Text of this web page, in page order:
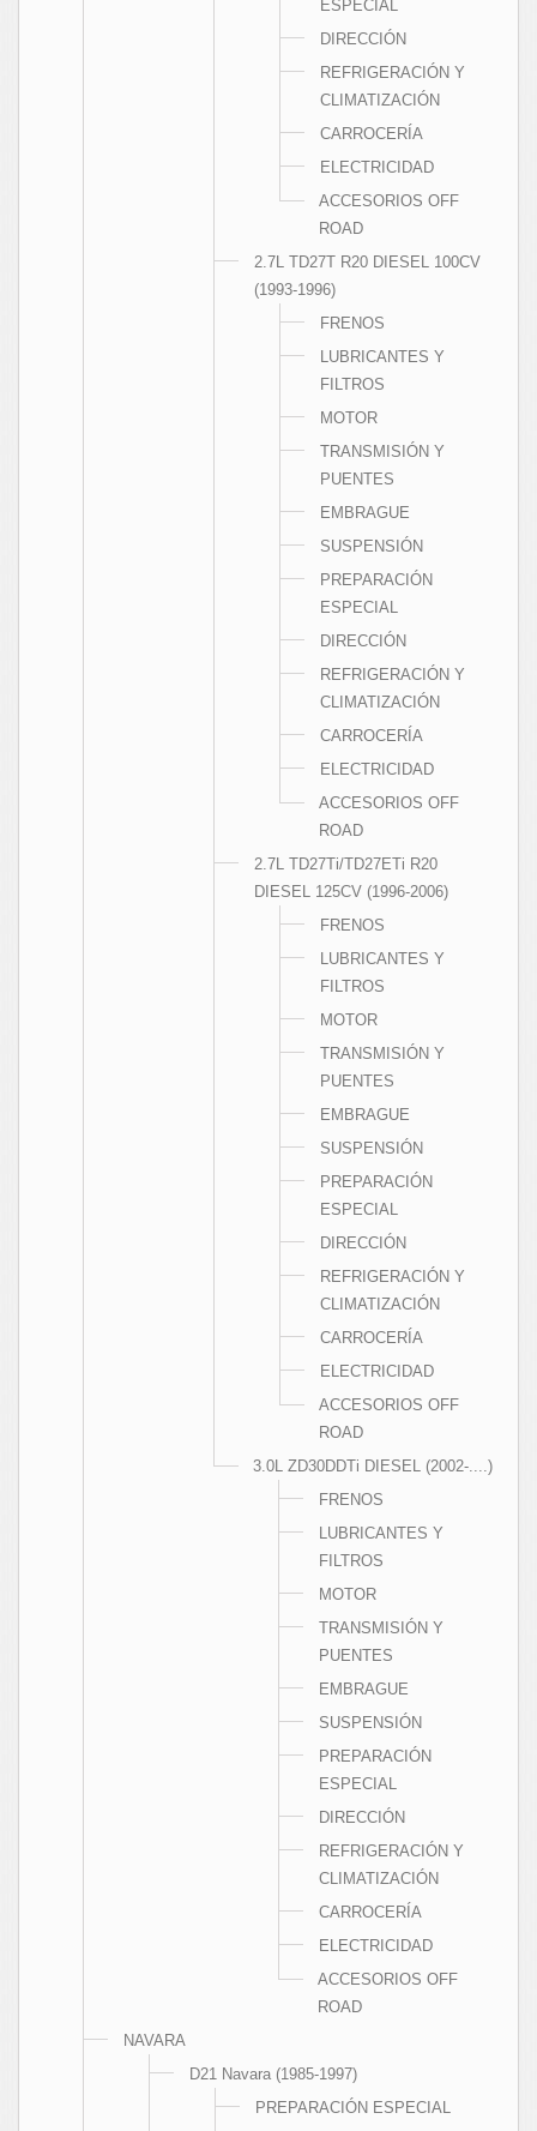
ESPECIAL
DIRECCIÓN
REFRIGERACIÓN Y
CLIMATIZACIÓN
CARROCERÍA
ELECTRICIDAD
ACCESORIOS OFF
ROAD
2.7L TD27T R20 DIESEL 100CV
(1993-1996)
FRENOS
LUBRICANTES Y
FILTROS
MOTOR
TRANSMISIÓN Y
PUENTES
EMBRAGUE
SUSPENSIÓN
PREPARACIÓN
ESPECIAL
DIRECCIÓN
REFRIGERACIÓN Y
CLIMATIZACIÓN
CARROCERÍA
ELECTRICIDAD
ACCESORIOS OFF
ROAD
2.7L TD27Ti/TD27ETi R20
DIESEL 125CV (1996-2006)
FRENOS
LUBRICANTES Y
FILTROS
MOTOR
TRANSMISIÓN Y
PUENTES
EMBRAGUE
SUSPENSIÓN
PREPARACIÓN
ESPECIAL
DIRECCIÓN
REFRIGERACIÓN Y
CLIMATIZACIÓN
CARROCERÍA
ELECTRICIDAD
ACCESORIOS OFF
ROAD
3.0L ZD30DDTi DIESEL (2002-....)
FRENOS
LUBRICANTES Y
FILTROS
MOTOR
TRANSMISIÓN Y
PUENTES
EMBRAGUE
SUSPENSIÓN
PREPARACIÓN
ESPECIAL
DIRECCIÓN
REFRIGERACIÓN Y
CLIMATIZACIÓN
CARROCERÍA
ELECTRICIDAD
ACCESORIOS OFF
ROAD
NAVARA
D21 Navara (1985-1997)
PREPARACIÓN ESPECIAL